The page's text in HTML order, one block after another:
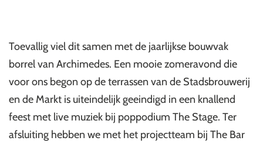
Toevallig viel dit samen met de jaarlijkse bouwvak
borrel van Archimedes. Een mooie zomeravond die
voor ons begon op de terrassen van de Stadsbrouwerij
en de Markt is uiteindelijk geeindigd in een knallend
feest met live muziek bij poppodium The Stage. Ter
afsluiting hebben we met het projectteam bij The Bar